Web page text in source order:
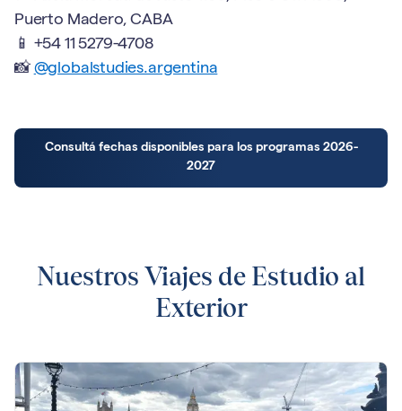
Puerto Madero, CABA
📱 +54 11 5279-4708
📸 @globalstudies.argentina
Consultá fechas disponibles para los programas 2026-
2027
Nuestros Viajes de Estudio al
Exterior